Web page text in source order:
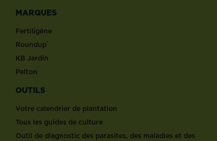
MARQUES
Fertiligène
Roundup®
KB Jardin
Pelton
OUTILS
Votre calendrier de plantation
Tous les guides de culture
Outil de diagnostic des parasites, des maladies et des